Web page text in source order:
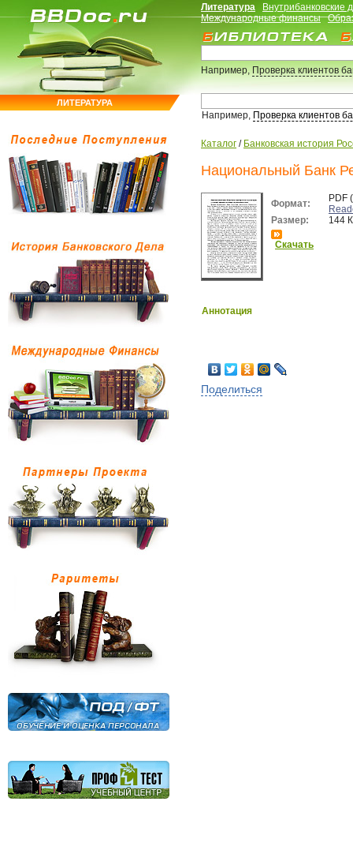
ЛИТЕРАТУРА
Литература
Внутрибанковские
Международные финансы
Например,Проверка клиентов
Например, Проверка клиентов
Каталог / Банковская история
Национальный Банк
Формат:
PDF
Размер:
144
Скачать
Аннотация
Поделиться